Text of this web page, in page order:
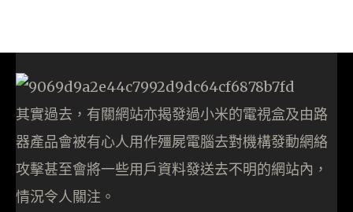
其實過去，有關網站亦揭發過小米的電視盒及由路
器產品會被有心人用作殭屍電腦去對機構發動網絡
攻擊甚至會將一些用戶資料發送去不明的網站內，
情況令人關注。